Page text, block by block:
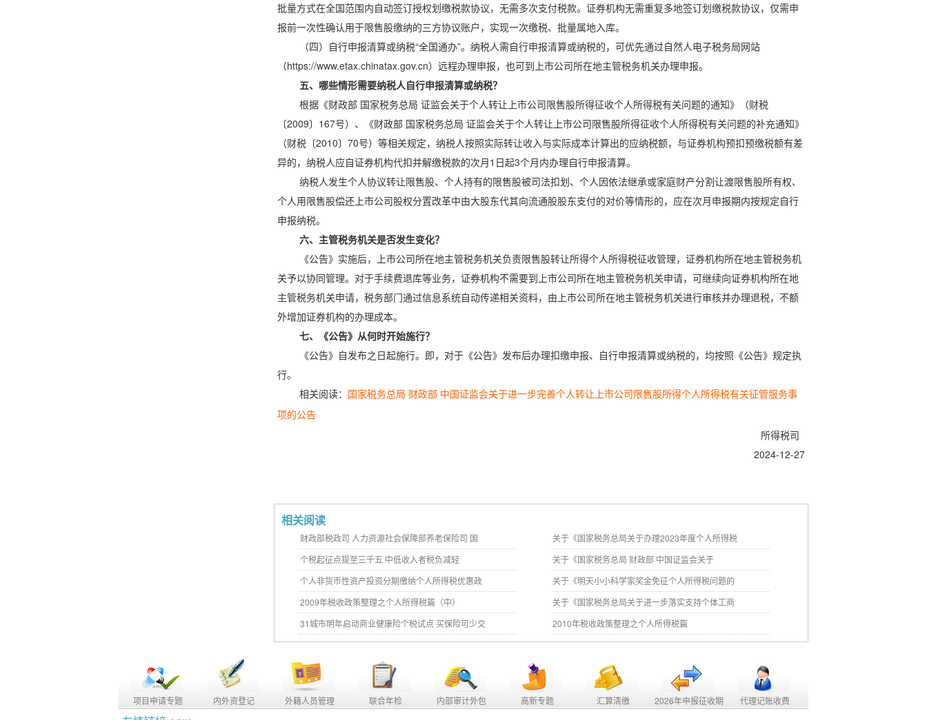
批量方式在全国范围内自动签订授权划缴税款协议，无需多次支付税款。证券机构无需重复多地签订划缴税款协议，仅需申
报前一次性确认用于限售股缴纳的三方协议账户，实现一次缴税、批量属地入库。
（四）自行申报清算或纳税“全国通办”。纳税人需自行申报清算或纳税的，可优先通过自然人电子税务局网站
（https://www.etax.chinatax.gov.cn）远程办理申报，也可到上市公司所在地主管税务机关办理申报。
五、哪些情形需要纳税人自行申报清算或纳税？
根据《财政部 国家税务总局 证监会关于个人转让上市公司限售股所得征收个人所得税有关问题的通知》（财税
〔2009〕167号）、《财政部 国家税务总局 证监会关于个人转让上市公司限售股所得征收个人所得税有关问题的补充通知》
（财税〔2010〕70号）等相关规定，纳税人按照实际转让收入与实际成本计算出的应纳税额，与证券机构预扣预缴税额有差
异的，纳税人应自证券机构代扣并解缴税款的次月1日起3个月内办理自行申报清算。
纳税人发生个人协议转让限售股、个人持有的限售股被司法扣划、个人因依法继承或家庭财产分割让渡限售股所有权、
个人用限售股偿还上市公司股权分置改革中由大股东代其向流通股股东支付的对价等情形的，应在次月申报期内按规定自行
申报纳税。
六、主管税务机关是否发生变化？
《公告》实施后，上市公司所在地主管税务机关负责限售股转让所得个人所得税征收管理，证券机构所在地主管税务机
关予以协同管理。对于手续费退库等业务，证券机构不需要到上市公司所在地主管税务机关申请，可继续向证券机构所在地
主管税务机关申请，税务部门通过信息系统自动传递相关资料，由上市公司所在地主管税务机关进行审核并办理退税，不额
外增加证券机构的办理成本。
七、《公告》从何时开始施行？
《公告》自发布之日起施行。即，对于《公告》发布后办理扣缴申报、自行申报清算或纳税的，均按照《公告》规定执
行。
相关阅读：
国家税务总局 财政部 中国证监会关于进一步完善个人转让上市公司限售股所得个人所得税有关征管服务事
项的公告
所得税司
2024-12-27
相关阅读
财政部税政司 人力资源社会保障部养老保险司 国
关于《国家税务总局关于办理2023年度个人所得税
个税起征点提至三千五 中低收入者税负减轻
关于《国家税务总局 财政部 中国证监会关于
个人非货币性资产投资分期缴纳个人所得税优惠政
关于《明天小小科学家奖金免征个人所得税问题的
2009年税收政策整理之个人所得税篇（中）
关于《国家税务总局关于进一步落实支持个体工商
31城市明年启动商业健康险个税试点 买保险可少交
2010年税收政策整理之个人所得税篇
项目申请专题 内外资登记 外籍人员管理 联合年检 内部审计外包 高新专题 汇算清缴 2026年申报征收期 代理记账收费